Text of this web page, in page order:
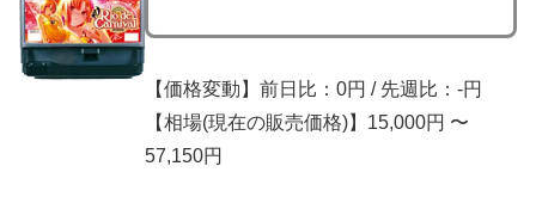
【価格変動】前日比：0円 / 先週比：-円
【相場(現在の販売価格)】15,000円 〜
57,150円